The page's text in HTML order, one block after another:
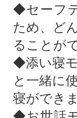
◆セーフ
ため、ど
ることが
◆添い寝
と一緒に
寝ができま